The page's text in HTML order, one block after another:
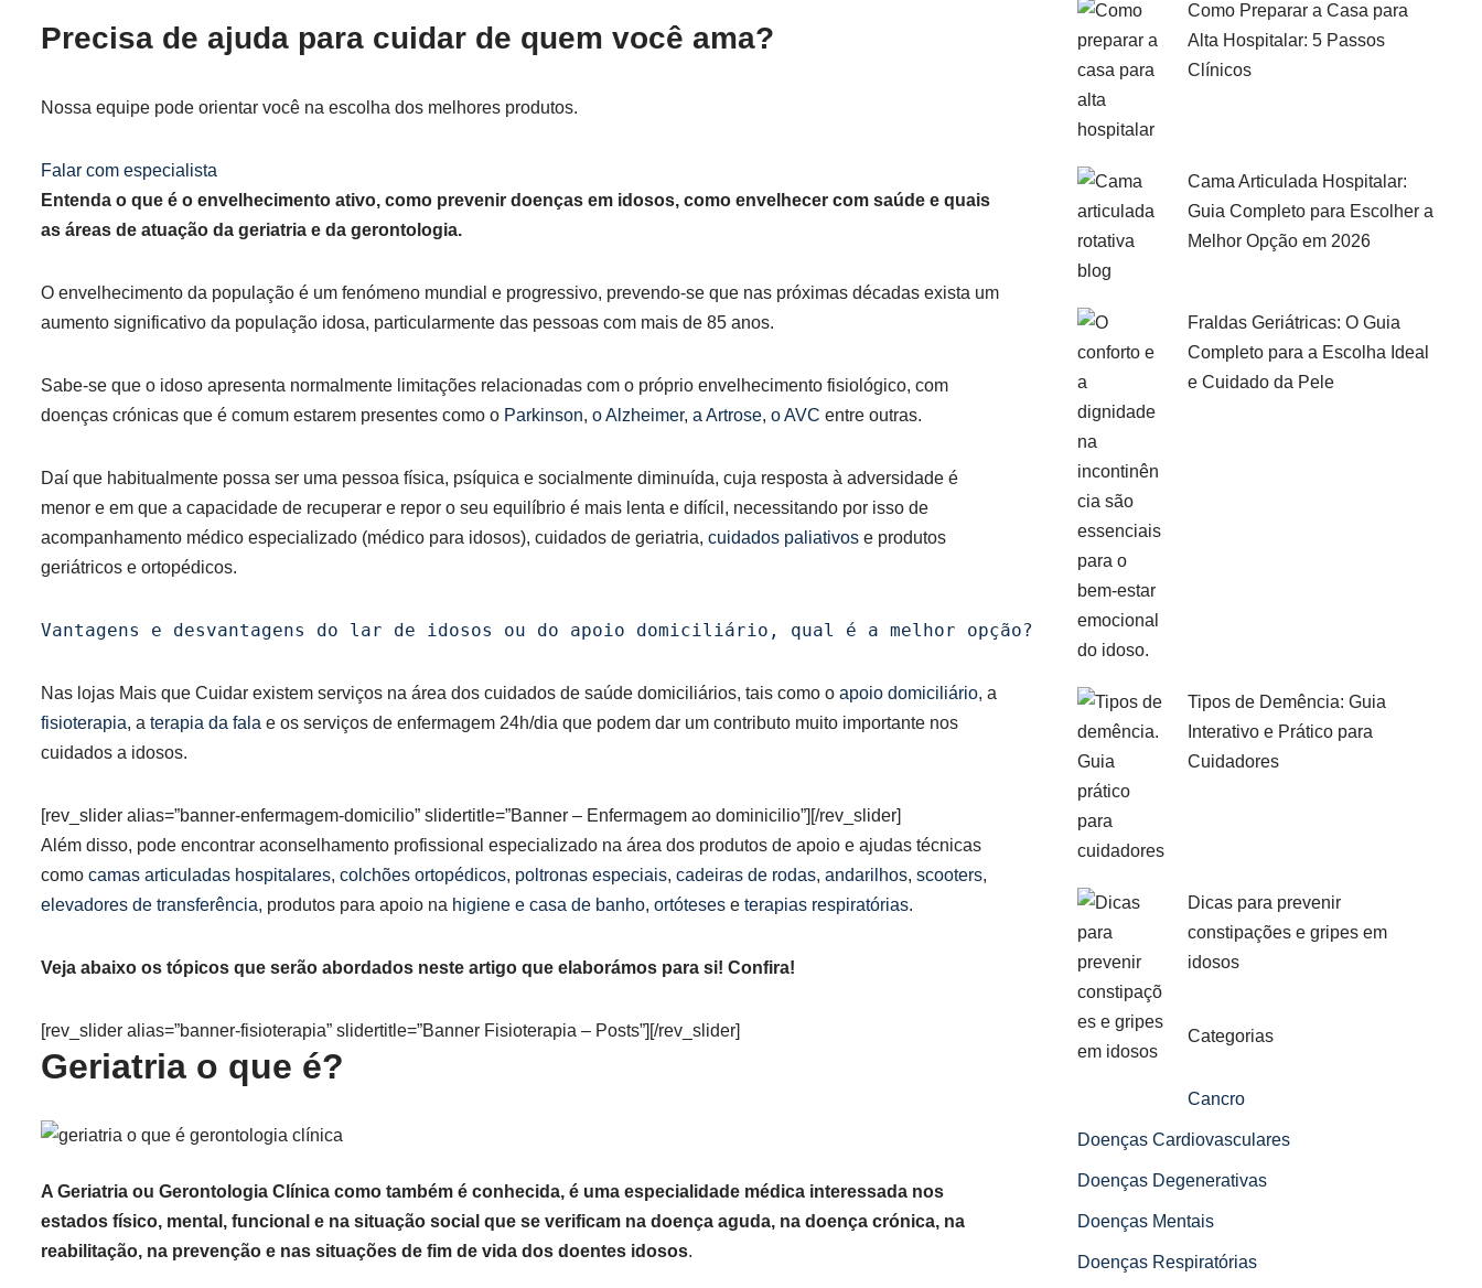
Precisa de ajuda para cuidar de quem você ama?
Nossa equipe pode orientar você na escolha dos melhores produtos.
Falar com especialista
Entenda o que é o envelhecimento ativo, como prevenir doenças em idosos, como envelhecer com saúde e quais
as áreas de atuação da geriatria e da gerontologia.
O envelhecimento da população é um fenómeno mundial e progressivo, prevendo-se que nas próximas décadas exista um
aumento significativo da população idosa, particularmente das pessoas com mais de 85 anos.
Sabe-se que o idoso apresenta normalmente limitações relacionadas com o próprio envelhecimento fisiológico, com
doenças crónicas que é comum estarem presentes como o Parkinson, o Alzheimer, a Artrose, o AVC entre outras.
Daí que habitualmente possa ser uma pessoa física, psíquica e socialmente diminuída, cuja resposta à adversidade é
menor e em que a capacidade de recuperar e repor o seu equilíbrio é mais lenta e difícil, necessitando por isso de
acompanhamento médico especializado (médico para idosos), cuidados de geriatria, cuidados paliativos e produtos
geriátricos e ortopédicos.
Vantagens e desvantagens do lar de idosos ou do apoio domiciliário, qual é a melhor opção?
Nas lojas Mais que Cuidar existem serviços na área dos cuidados de saúde domiciliários, tais como o apoio domiciliário, a
fisioterapia, a terapia da fala e os serviços de enfermagem 24h/dia que podem dar um contributo muito importante nos
cuidados a idosos.
[rev_slider alias=”banner-enfermagem-domicilio” slidertitle=”Banner – Enfermagem ao dominicilio”][/rev_slider]
Além disso, pode encontrar aconselhamento profissional especializado na área dos produtos de apoio e ajudas técnicas
como camas articuladas hospitalares, colchões ortopédicos, poltronas especiais, cadeiras de rodas, andarilhos, scooters,
elevadores de transferência, produtos para apoio na higiene e casa de banho, ortóteses e terapias respiratórias.
Veja abaixo os tópicos que serão abordados neste artigo que elaborámos para si! Confira!
[rev_slider alias=”banner-fisioterapia” slidertitle=”Banner Fisioterapia – Posts”][/rev_slider]
Geriatria o que é?
A Geriatria ou Gerontologia Clínica como também é conhecida, é uma especialidade médica interessada nos
estados físico, mental, funcional e na situação social que se verificam na doença aguda, na doença crónica, na
reabilitação, na prevenção e nas situações de fim de vida dos doentes idosos.
Como Preparar a Casa para
Alta Hospitalar: 5 Passos
Clínicos
Cama Articulada Hospitalar:
Guia Completo para Escolher a
Melhor Opção em 2026
Fraldas Geriátricas: O Guia
Completo para a Escolha Ideal
e Cuidado da Pele
Tipos de Demência: Guia
Interativo e Prático para
Cuidadores
Dicas para prevenir
constipações e gripes em
idosos
Categorias
Cancro
Doenças Cardiovasculares
Doenças Degenerativas
Doenças Mentais
Doenças Respiratórias